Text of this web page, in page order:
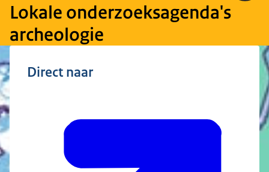
Lokale onderzoeksagenda's
archeologie
Direct naar